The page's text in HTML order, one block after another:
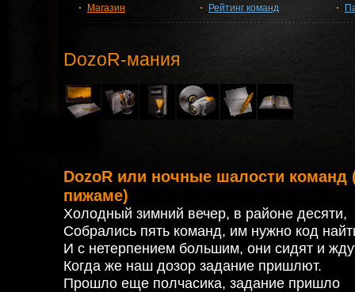
Магазин
Рейтинг команд
DozoR-мания
DozoR или ночные шалости команд
пижаме)
Холодный зимний вечер, в районе десяти,
Собрались пять команд, им нужно код
И с нетерпением большим, они сидят и
Когда же наш дозор задание пришлют.
Прошло еще полчасика, задание пришло